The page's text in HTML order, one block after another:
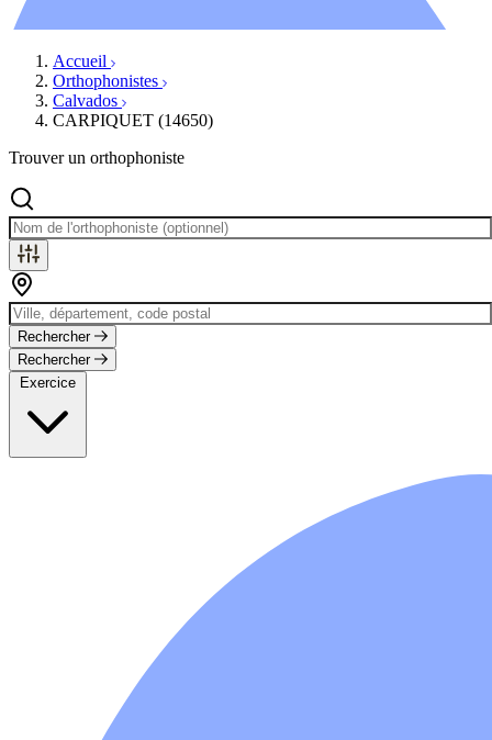
Accueil
Orthophonistes
Calvados
CARPIQUET (14650)
Trouver un orthophoniste
Rechercher
Rechercher
Exercice